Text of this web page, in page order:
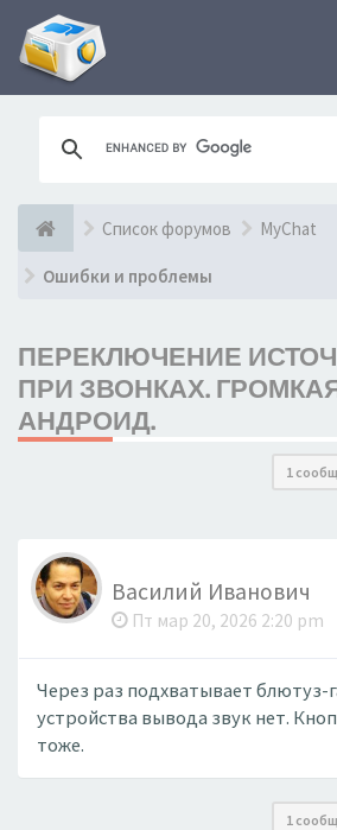
Список форумов MyChat
Ошибки и проблемы
ПЕРЕКЛЮЧЕНИЕ
ПРИ ЗВОНКАХ.
АНДРОИД.
1
Василий Иванович
Пт мар 20, 2026 2:20 pm
Через раз подхватывает блютуз-
устройства вывода звук нет.
тоже.
1